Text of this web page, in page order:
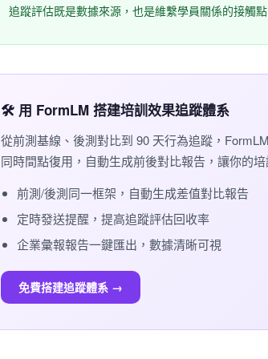
追蹤評估既是數據來源，也是維繫學員關係的接觸點
🛠️ 用 FormLM 搭建培訓效果追蹤體系
從前測基線、後測對比到 90 天行為追蹤，
同時間點復用，自動生成前後對比報告，讓你的
前測/後測同一框架，自動生成差值對比報告
定時發送提醒，提高追蹤評估回收率
企業彙報報告一鍵匯出，數據清晰可視
免費搭建追蹤體系 →